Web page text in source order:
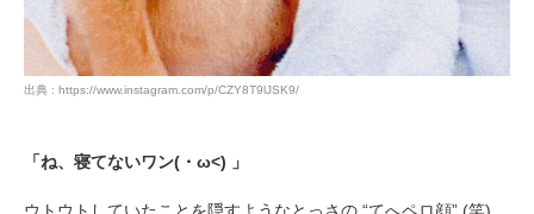
出典 : https://www.instagram.com/p/CZY8T9lJSK9/
「ね、寝てないワン(・ω<) 」
ウトウトしていたことを隠すようなとっさの “てへペロ顔” (笑)